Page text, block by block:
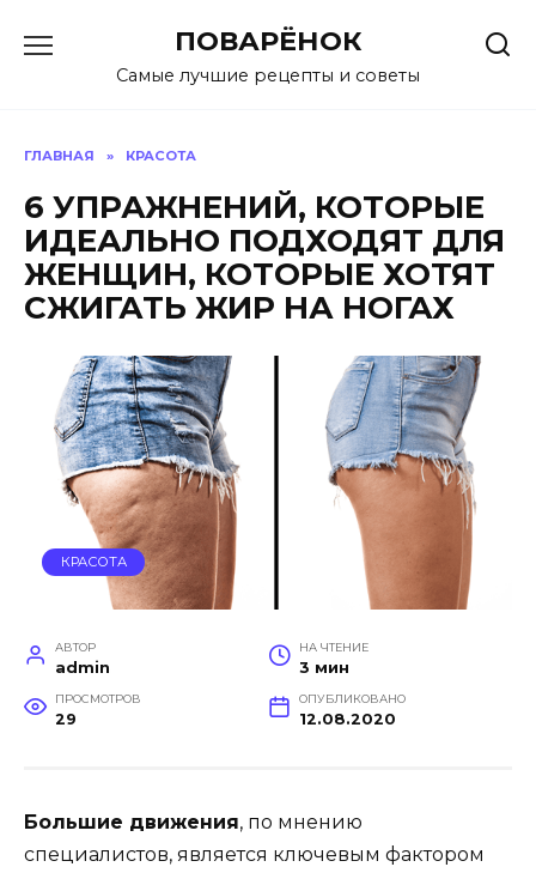
содержанию
ПОВАРЁНОК
Самые лучшие рецепты и советы
ГЛАВНАЯ » КРАСОТА
6 УПРАЖНЕНИЙ, КОТОРЫЕ
ИДЕАЛЬНО ПОДХОДЯТ ДЛЯ
ЖЕНЩИН, КОТОРЫЕ ХОТЯТ
СЖИГАТЬ ЖИР НА НОГАХ
КРАСОТА
АВТОР
admin
НА ЧТЕНИЕ
3 мин
ПРОСМОТРОВ
29
ОПУБЛИКОВАНО
12.08.2020
Большие движения, по мнению
специалистов, является ключевым фактором